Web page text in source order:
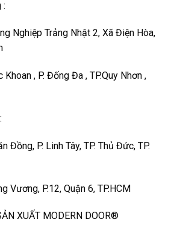
:
Nghiệp Trảng Nhật 2, Xã Điện Hòa,
Khoan , P. Đống Đa , TP.Quy Nhơn ,
Đồng, P. Linh Tây, TP. Thủ Đức, TP.
Vương, P.12, Quận 6, TP.HCM
XUẤT MODERN DOOR®